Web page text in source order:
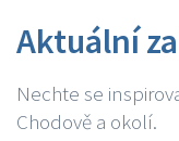
Aktuální
Nechte se
Chodově a okolí.